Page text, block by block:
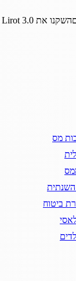
השקנו את Lirot 3.0
מס
השנתית
ביטוח